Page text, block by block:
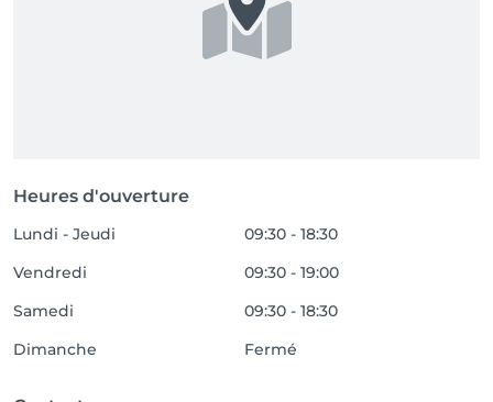
Heures d'ouverture
Lundi - Jeudi
09:30 - 18:30
Vendredi
09:30 - 19:00
Samedi
09:30 - 18:30
Dimanche
Fermé